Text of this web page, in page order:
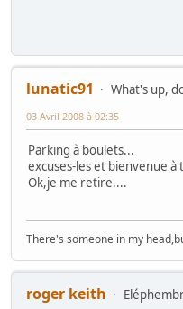
lunatic91
What's up,
03 Avril 2008 à 02:35
Parking à boulets...
excuses-les et bienvenue à
Ok,je me retire....
There's someone in my
roger keith